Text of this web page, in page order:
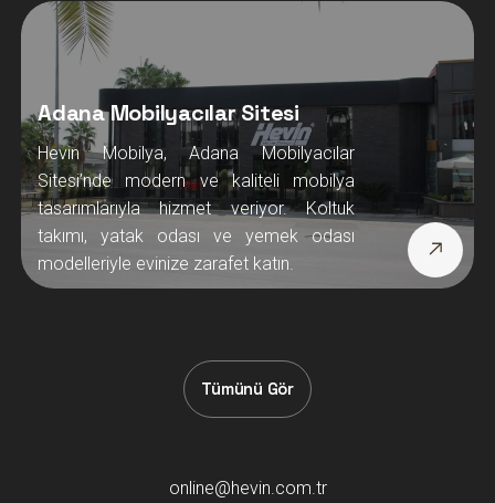
Adana Mobilyacılar Sitesi
Hevin Mobilya, Adana Mobilyacılar
Sitesi’nde modern ve kaliteli mobilya
tasarımlarıyla hizmet veriyor. Koltuk
takımı, yatak odası ve yemek odası
modelleriyle evinize zarafet katın.
Tümünü Gör
online@hevin.com.tr